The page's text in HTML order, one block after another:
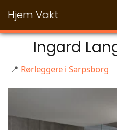
Hjem Vakt
Ingard
📍 Rørleggere i Sarpsborg